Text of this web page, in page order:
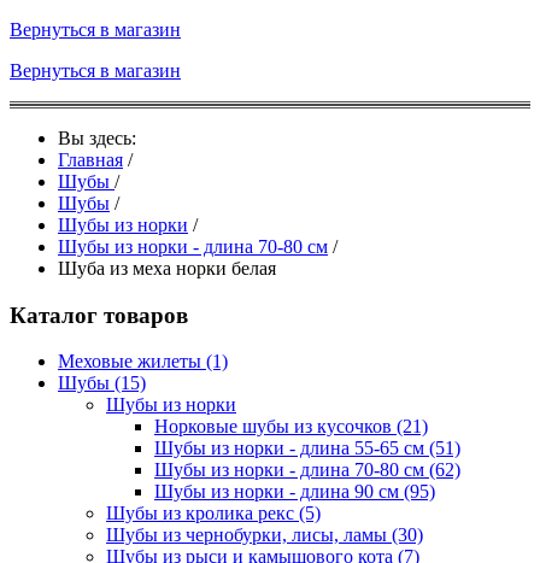
Вернуться в магазин
Вернуться в магазин
Вы здесь:
Главная /
Шубы /
Шубы /
Шубы из норки /
Шубы из норки - длина 70-80 см /
Шуба из меха норки белая
Каталог товаров
Меховые жилеты (1)
Шубы (15)
Шубы из норки
Норковые шубы из кусочков (21)
Шубы из норки - длина 55-65 см (51)
Шубы из норки - длина 70-80 см (62)
Шубы из норки - длина 90 см (95)
Шубы из кролика рекс (5)
Шубы из чернобурки, лисы, ламы (30)
Шубы из рыси и камышового кота (7)